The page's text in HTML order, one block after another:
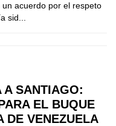
acuerdo por el respeto
sid...
A SANTIAGO:
EL BUQUE
DE VENEZUELA